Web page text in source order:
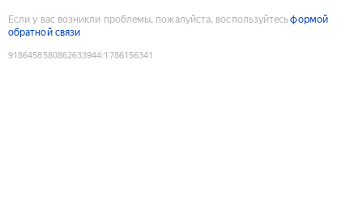
Если у вас возникли проблемы, пожалуйста, воспользуйтесьформой
обратной связи
9186458580862633944:1786156341